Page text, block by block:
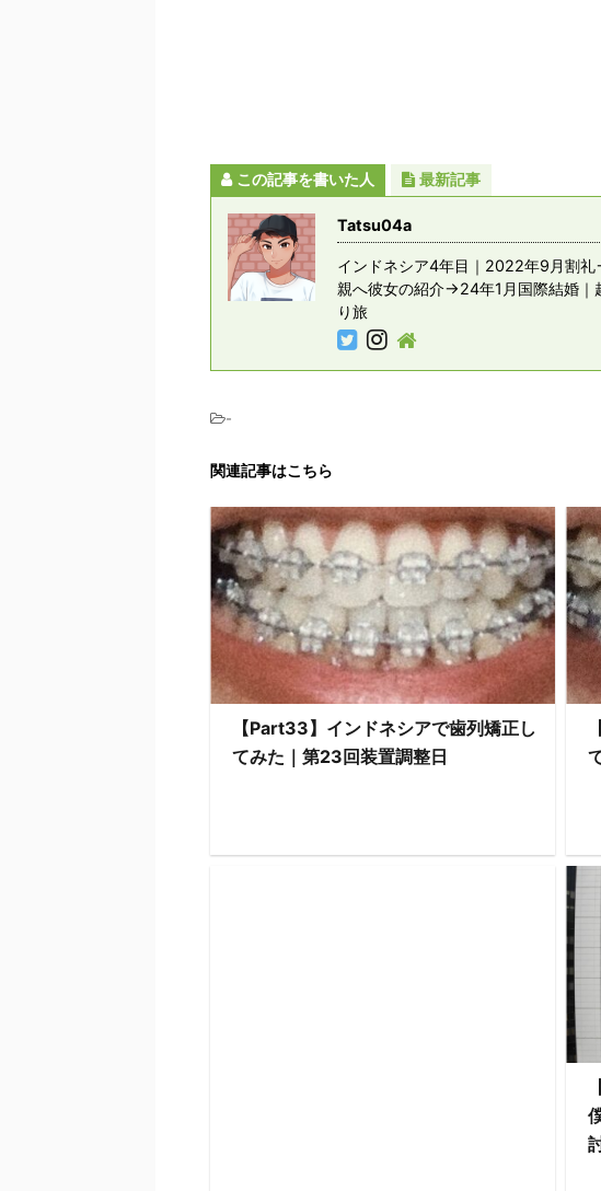
この記事を書いた人 最新記事
Tatsu04a
インドネシア4年目｜2022年9月割
親へ彼女の紹介→24年1月国際結婚｜
り旅
-
関連記事はこちら
【Part33】インドネシアで歯列矯正し
てみた｜第23回装置調整日